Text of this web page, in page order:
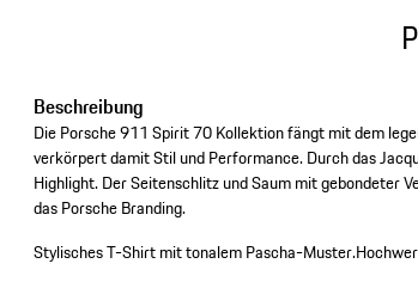
Beschreibung
Die Porsche 911 Spirit 70 Kollektion fängt mit dem
verkörpert damit Stil und Performance. Durch das
Highlight. Der Seitenschlitz und Saum mit gebondeter
das Porsche Branding.
Stylisches T-Shirt mit tonalem Pascha-Muster.